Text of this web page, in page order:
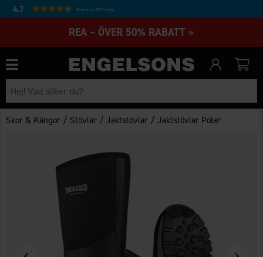
4.7 Baserat på 27231 betyg
REA – ÖVER 50% RABATT »
Skor & Kängor / Stövlar /Jaktstövlar /Jaktstövlar Polar